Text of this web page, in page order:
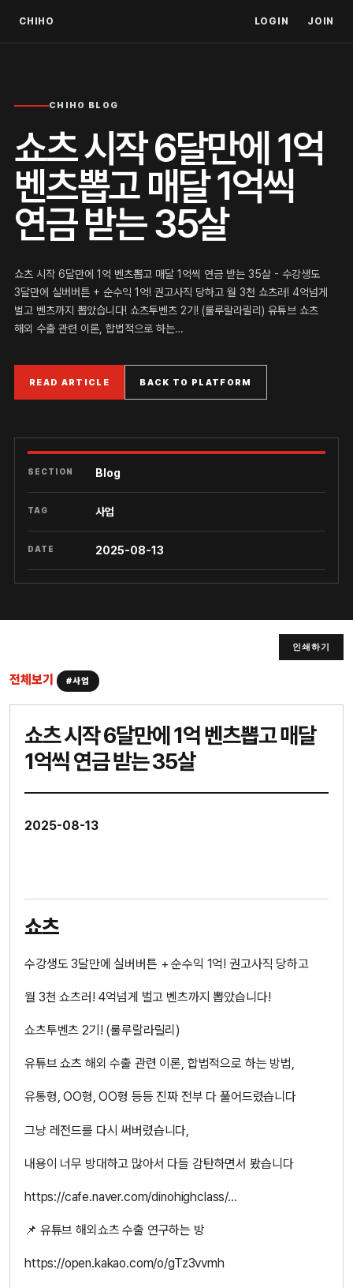
CHIHO LOGIN JOIN
CHIHO BLOG
쇼츠 시작 6달만에 1억
벤츠뽑고 매달 1억씩
연금 받는 35살
쇼츠 시작 6달만에 1억 벤츠뽑고 매달 1억씩 연금 받는 35살 - 수강생도
3달만에 실버버튼 + 순수익 1억! 권고사직 당하고 월 3천 쇼츠러! 4억넘게
벌고 벤츠까지 뽑았습니다! 쇼츠투벤츠 2기! (룰루랄라릴리) 유튜브 쇼츠
해외 수출 관련 이론, 합법적으로 하는…
READ ARTICLE BACK TO PLATFORM
SECTION Blog
TAG 사업
DATE 2025-08-13
인쇄하기
전체보기 #사업
쇼츠 시작 6달만에 1억 벤츠뽑고 매달
1억씩 연금 받는 35살
2025-08-13
쇼츠
수강생도 3달만에 실버버튼 + 순수익 1억! 권고사직 당하고
월 3천 쇼츠러! 4억넘게 벌고 벤츠까지 뽑았습니다!
쇼츠투벤츠 2기! (룰루랄라릴리)
유튜브 쇼츠 해외 수출 관련 이론, 합법적으로 하는 방법,
유통형, OO형, OO형 등등 진짜 전부 다 풀어드렸습니다
그냥 레전드를 다시 써버렸습니다,
내용이 너무 방대하고 많아서 다들 감탄하면서 봤습니다
https://cafe.naver.com/dinohighclass/...
📌 유튜브 해외쇼츠 수출 연구하는 방
https://open.kakao.com/o/gTz3vvmh